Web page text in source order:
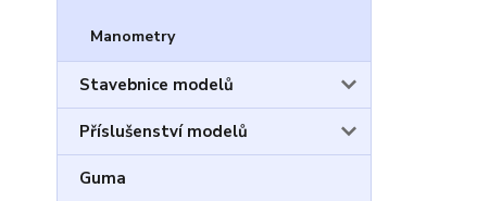
Manometry
Stavebnice modelů
Příslušenství modelů
Guma